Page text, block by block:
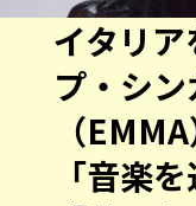
イタリ
プ・シ
（
「音楽